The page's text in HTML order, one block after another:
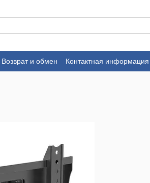
Возврат и обмен Контактная информация